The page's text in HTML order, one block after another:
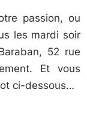
passion, ou
les mardi soir
52 rue
Et vous
ci-dessous…